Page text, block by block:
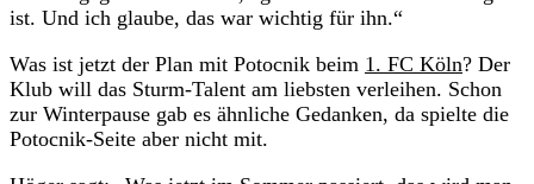
ist. Und ich glaube, das war wichtig für ihn.“
Was ist jetzt der Plan mit Potocnik beim 1. FC Köln? Der
Klub will das Sturm-Talent am liebsten verleihen. Schon
zur Winterpause gab es ähnliche Gedanken, da spielte die
Potocnik-Seite aber nicht mit.